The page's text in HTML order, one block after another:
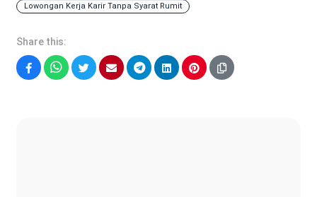
Lowongan Kerja Karir Tanpa Syarat Rumit
Share this: